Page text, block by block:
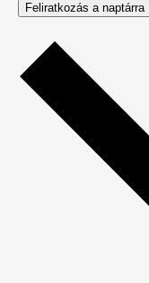
Feliratkozás a naptárra